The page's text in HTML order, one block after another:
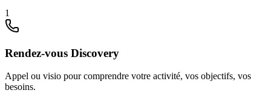
1
Rendez-vous Discovery
Appel ou visio pour comprendre votre activité, vos objectifs, vos
besoins.